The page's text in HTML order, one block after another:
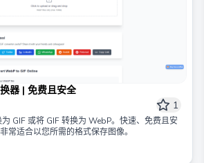
器 | 免费且安全
1
GIF 或将 GIF 转换为 WebP。快速、免费且安
常适合以您所需的格式保存图像。